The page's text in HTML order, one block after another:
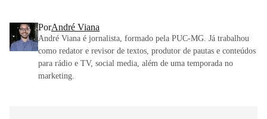
PorAndré Viana
André Viana é jornalista, formado pela PUC-MG. Já trabalhou
como redator e revisor de textos, produtor de pautas e conteúdos
para rádio e TV, social media, além de uma temporada no
marketing.